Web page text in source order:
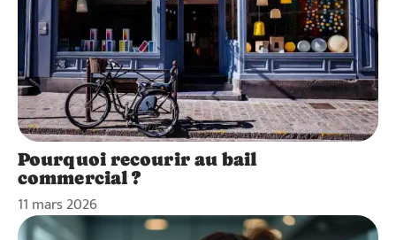
Pourquoi recourir au bail
commercial ?
11 mars 2026